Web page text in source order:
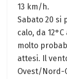
13 km/h.
Sabato 20 si
calo, da
molto
attesi. Il
Ovest/Nord-